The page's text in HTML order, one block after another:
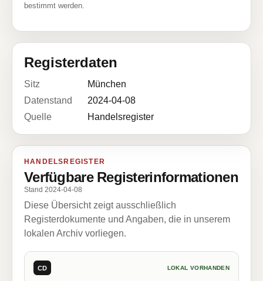
bestimmt werden.
Registerdaten
Sitz
München
Datenstand
2024-04-08
Quelle
Handelsregister
HANDELSREGISTER
Verfügbare Registerinformationen
Stand 2024-04-08
Diese Übersicht zeigt ausschließlich
Registerdokumente und Angaben, die in unserem
lokalen Archiv vorliegen.
CD LOKAL VORHANDEN